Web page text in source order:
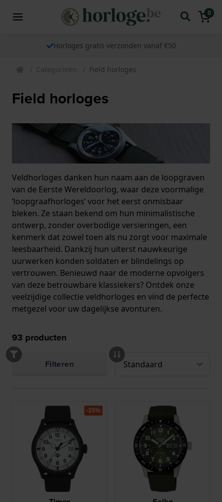
0
Horloges gratis verzonden vanaf €50
Categorieen Field horloges
Field horloges
Veldhorloges danken hun naam aan de loopgraven
van de Eerste Wereldoorlog, waar deze voormalige
‘loopgraafhorloges’ voor het eerst onmisbaar
bleken. Ze staan bekend om hun minimalistische
ontwerp, zonder overbodige versieringen, een
kenmerk dat zowel toen als nu zorgt voor maximale
leesbaarheid. Dankzij hun uiterst nauwkeurige
uurwerken konden soldaten er blindelings op
vertrouwen. Benieuwd naar de moderne opvolgers
van deze betrouwbare klassiekers? Ontdek onze
veelzijdige collectie veldhorloges en vind de perfecte
metgezel voor uw dagelijkse avonturen.
93 producten
Filteren
-25%